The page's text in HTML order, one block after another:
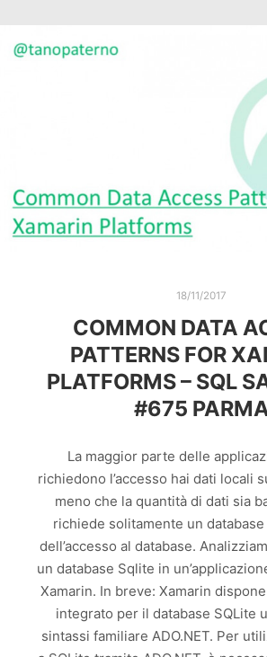
18/11/2017
COMMON DATA
PATTERNS FOR
PLATFORMS – SQL
#675
La maggior parte delle
richiedono l’accesso hai dati locali
meno che la quantità di dati sia
richiede solitamente un
dell’accesso al database.
un database Sqlite in
Xamarin. In breve: Xamarin
integrato per il database SQLite
sintassi familiare ADO.NET. Per